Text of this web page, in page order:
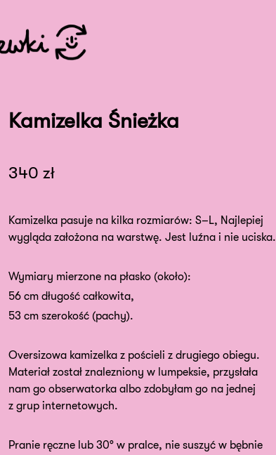
Kamizelka Śnieżka
340 zł
Kamizelka pasuje na kilka rozmiarów: S–L, Najlepiej
wygląda założona na warstwę. Jest luźna i nie uciska.
Wymiary mierzone na płasko (około):
56 cm długość całkowita,
53 cm szerokość (pachy).
Oversizowa kamizelka z pościeli z drugiego obiegu.
Materiał został znalezniony w lumpeksie, przysłała
nam go obserwatorka albo zdobyłam go na jednej
z grup internetowych.
Pranie ręczne lub 30° w pralce, nie suszyć w bębnie